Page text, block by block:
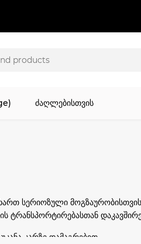
ძაღლებისთვის
სერიოზული
ტრანსპორტირებასთან
კარზე დამაგრებით.